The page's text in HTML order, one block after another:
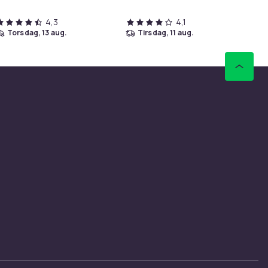
4,3
torsdag, 13 aug.
4,1
tirsdag, 11 aug.